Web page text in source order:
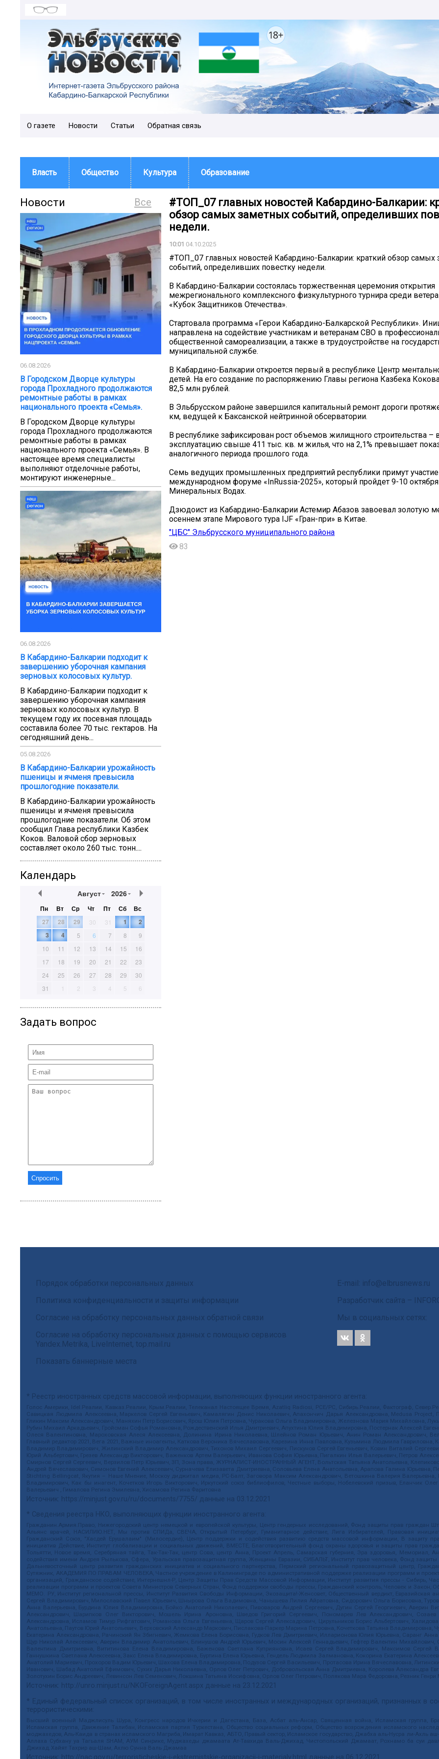
О газете Новости Статьи Обратная связь
Власть Общество Культура Образование
Все
Новости
06.08.2026
В Городском Дворце культуры
города Прохладного продолжаются
ремонтные работы в рамках
национального проекта «Семья».
В Городском Дворце культуры
города Прохладного продолжаются
ремонтные работы в рамках
национального проекта «Семья». В
настоящее время специалисты
выполняют отделочные работы,
монтируют инженерные...
06.08.2026
В Кабардино-Балкарии подходит к
завершению уборочная кампания
зерновых колосовых культур.
В Кабардино-Балкарии подходит к
завершению уборочная кампания
зерновых колосовых культур. В
текущем году их посевная площадь
составила более 70 тыс. гектаров. На
сегодняшний день...
05.08.2026
В Кабардино-Балкарии урожайность
пшеницы и ячменя превысила
прошлогодние показатели.
В Кабардино-Балкарии урожайность
пшеницы и ячменя превысила
прошлогодние показатели. Об этом
сообщил Глава республики Казбек
Коков. Валовой сбор зерновых
составляет около 260 тыс. тонн....
Календарь
Август 2026
Пн Вт Ср Чт Пт Сб
Вс
27
28 29 30 31 1
2
3
4 5 6 7 8
9
10
11 12 13 14 15
16
17
18 19 20 21 22
23
24
25 26 27 28 29
30
31
1 2 3 4 5 6
Задать вопрос
#ТОП_07 главных новостей Кабардино-Балкарии:
обзор самых заметных событий, определивших
недели.
10:01 04.10.2025
#ТОП_07 главных новостей Кабардино-Балкарии: краткий обзор самых
событий, определивших повестку недели.
В Кабардино-Балкарии состоялась торжественная церемония открытия
межрегионального комплексного физкультурного турнира среди
«Кубок Защитников Отечества».
Стартовала программа «Герои Кабардино-Балкарской Республики».
направлена на содействие участникам и ветеранам СВО в
общественной самореализации, а также в трудоустройстве на
муниципальной службе.
В Кабардино-Балкарии откроется первый в республике Центр
детей. На его создание по распоряжению Главы региона Казбека
82,5 млн рублей.
В Эльбрусском районе завершился капитальный ремонт дороги
км, ведущей к Баксанской нейтринной обсерватории.
В республике зафиксирован рост объемов жилищного строительства –
эксплуатацию свыше 411 тыс. кв. м жилья, что на 2,1% превышает
аналогичного периода прошлого года.
Семь ведущих промышленных предприятий республики примут
международном форуме «InRussia-2025», который пройдет 9-10
Минеральных Водах.
Дзюдоист из Кабардино-Балкарии Астемир Абазов завоевал золотую
осеннем этапе Мирового тура IJF «Гран-при» в Китае.
"ЦБС" Эльбрусского муниципального района
83
Порядок обработки персональных данных
Политика конфиденциальности и защиты информации
Согласие на обработку персональных данных обратной связи
Согласие на обработку персональных данных с помощью сервисов
Yandex.Metrika, LiveInternet, top.mail.ru
Показать баннерные места
E-mail: info@elbrusnews.ru
Разработчик сайта –
Мы в социальных сетях:
* Реестр иностранных средств массовой информации, выполняющих функции иностранного агента:
Голос Америки, Idel.Реалии, Кавказ.Реалии, Крым.Реалии, Телеканал Настоящее Время, Azatliq Radiosi, PCE/PC, Сибирь.Реалии, Фактограф,
Савицкая Людмила Алексеевна, Маркелов Сергей Евгеньевич, Камалягин Денис Николаевич, Апахончич Дарья Александровна, Medusa Project,
Гликин Максим Александрович, Маняхин Петр Борисович, Ярош Юлия Петровна, Чуракова Ольга Владимировна, Железнова Мария Михайловна,
Рубин Михаил Аркадьевич, Гройсман Софья Романовна, Рождественский Илья Дмитриевич, Апухтина Юлия Владимировна, Постернак Алексей
Олеся Валентиновна, Мароховская Алеся Алексеевна, Долинина Ирина Николаевна, Шлейнов Роман Юрьевич, Анин Роман Александрович,
Главный редактор 2021, Вега 2021, Важные иноагенты, Каткова Вероника Вячеславовна, Карезина Инна Павловна, Кузьмина Людмила
Владимир Владимирович, Жилинский Владимир Александрович, Тихонов Михаил Сергеевич, Пискунов Сергей Евгеньевич, Ковин Виталий
Юрий Альбертович, Грезев Александр Викторович, Важенков Артем Валерьевич, Иванова София Юрьевна, Пигалкин Илья Валерьевич, Петров
Смирнов Сергей Сергеевич, Верзилов Петр Юрьевич, ЗП, Зона права, ЖУРНАЛИСТ-ИНОСТРАННЫЙ АГЕНТ, Вольтская Татьяна Анатольевна,
Андрей Вячеславович, Симонов Евгений Алексеевич, Сурначева Елизавета Дмитриевна, Соловьева Елена Анатольевна, Арапова Галина
Stichting Bellingcat, Якутия – Наше Мнение, Москоу диджитал медиа, РС-Балт, Заговора Максим Александрович, Ветошкина Валерия
Владимирович, Как бы инагент, Кочетков Игорь Викторович, Иркутский союз библиофилов, Честные выборы, Нобелевский призыв, Еланчик
Валерьевич , Гималова Регина Эмилевна, Хисамова Регина Фаритовна
Источник: https://minjust.gov.ru/ru/documents/7755/ данные на 03.12.2021
* Сведения реестра НКО, выполняющих функции иностранного агента:
Гражданин.Армия.Право, Нижегородский центр немецкой и европейской культуры, Центр гендерных исследований, Фонд защиты прав граждан
Альянс врачей, НАСИЛИЮ.НЕТ, Мы против СПИДа, СВЕЧА, Открытый Петербург, Гуманитарное действие, Лига Избирателей, Правовая
Гражданский Союз, "Хасдей Ерушалаим" (Милосердие), Центр поддержки и содействия развитию средств массовой информации, В защиту
инициатив Действие, Институт глобализации и социальных движений, ВМЕСТЕ, Благотворительный фонд охраны здоровья и защиты прав
Тольятти, Новое время, Серебряная тайга, Так-Так-Так, центр Сова, центр Анна, Проект Апрель, Самарская губерния, Эра здоровья, Мемориал,
содействия имени Андрея Рылькова, Сфера, Уральская правозащитная группа, Женщины Евразии, СИБАЛЬТ, Институт прав человека, Фонд защиты
Дальневосточный центр развития гражданских инициатив и социального партнерства, Пермский региональный правозащитный центр,
Сутяжник, АКАДЕМИЯ ПО ПРАВАМ ЧЕЛОВЕКА, Частное учреждение в Калининграде по административной поддержке реализации программ и
организаций, Гражданское содействие, Интернешнл-Р, Центр Защиты Прав Средств Массовой Информации, Институт развития прессы - Сибирь,
реализации программ и проектов Совета Министров Северных Стран, Фонд поддержки свободы прессы, Гражданский контроль, Человек и
МЕМО. РУ, Институт региональной прессы, Институт Развития Свободы Информации, Экозащита!-Женсовет, Общественный вердикт, Евразийская
Сергей Владимирович, Милославский Павел Юрьевич, Шнырова Ольга Вадимовна, Чанышева Лилия Айратовна, Сидорович Ольга Борисовна,
Анна Валерьевна, Бурдина Юлия Владимировна, Бойко Анатолий Николаевич, Пивоваров Андрей Сергеевич, Дугин Сергей Георгиевич, Аверин
Александрович, Шарипков Олег Викторович, Мошель Ирина Ароновна, Шведов Григорий Сергеевич, Пономарев Лев Александрович,
Александровна, Исламов Тимур Рифгатович, Романова Ольга Евгеньевна, Щаров Сергей Алексадрович, Цирульников Борис Альбертович,
Анатольевна, Паутов Юрий Анатольевич, Верховский Александр Маркович, Пислакова-Паркер Марина Петровна, Кочеткова Татьяна Владимировна,
Екатерина Александровна, Рачинский Ян Збигневич, Жемкова Елена Борисовна, Гудков Лев Дмитриевич, Илларионова Юлия Юрьевна, Саранг
Щур Николай Алексеевич, Аверин Владимир Анатольевич, Блинушов Андрей Юрьевич, Мосин Алексей Геннадьевич, Гефтер Валентин
Валентина Дмитриевна, Вититинова Елена Владимировна, Баженова Светлана Куприяновна, Исаев Сергей Владимирович, Максимов Сергей
Ганнушкина Светлана Алексеевна, Закс Елена Владимировна, Буртина Елена Юрьевна, Гендель Людмила Залмановна, Кокорина Екатерина
Анатолий Мариевич, Прохоров Вадим Юрьевич, Шахова Елена Владимировна, Подузов Сергей Васильевич, Протасова Ирина Вячеславовна,
Иванович, Шабад Анатолий Ефимович, Сухих Дарья Николаевна, Орлов Олег Петрович, Добровольская Анна Дмитриевна, Королева Александра
Золотухин Борис Андреевич, Левинсон Лев Семенович, Локшина Татьяна Иосифовна, Орлов Олег Петрович, Полякова Мара Федоровна, Резник
Источник: http://unro.minjust.ru/NKOForeignAgent.aspx данные на 23.12.2021
* Единый федеральный список организаций, в том числе иностранных и международных организаций, признанных в
террористическими:
Высший военный Маджлисуль Шура, Конгресс народов Ичкерии и Дагестана, База, Асбат аль-Ансар, Священная война, Исламская группа,
Исламская группа, Движение Талибан, Исламская партия Туркестана, Общество социальных реформ, Общество возрождения исламского
моджахедов, Аль-Каида в странах исламского Магриба, Имарат Кавказ, АБТО, Правый сектор, Исламское государство, Джабха аль-Нусра ли-
Аллаха Субхану уа Тагьаля SHAM, АУМ Синрике, Муджахеды джамаата Ат-Тавхида Валь-Джихад, Чистопольский Джамаат, Рохнамо ба суи
Джихад, Хайят Тахрир аш-Шам, Ахлю Сунна Валь Джамаа
Источник: http://nac.gov.ru/terroristicheskie-i-ekstremistskie-organizacii-i-materialy.html данные на 06.12.2021